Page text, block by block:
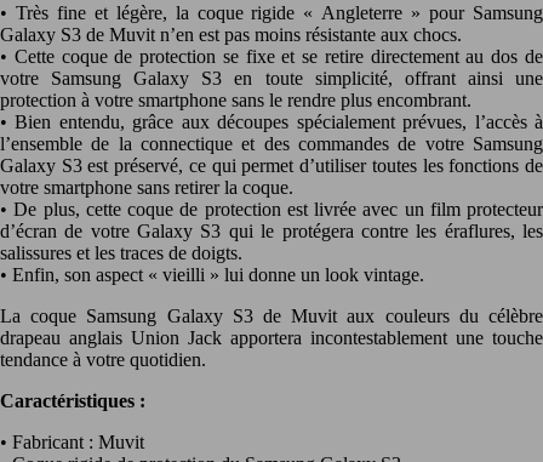
• Très fine et légère, la coque rigide « Angleterre » pour Samsung
Galaxy S3 de Muvit n’en est pas moins résistante aux chocs.
• Cette coque de protection se fixe et se retire directement au dos de
votre Samsung Galaxy S3 en toute simplicité, offrant ainsi une
protection à votre smartphone sans le rendre plus encombrant.
• Bien entendu, grâce aux découpes spécialement prévues, l’accès à
l’ensemble de la connectique et des commandes de votre Samsung
Galaxy S3 est préservé, ce qui permet d’utiliser toutes les fonctions de
votre smartphone sans retirer la coque.
• De plus, cette coque de protection est livrée avec un film protecteur
d’écran de votre Galaxy S3 qui le protégera contre les éraflures, les
salissures et les traces de doigts.
• Enfin, son aspect « vieilli » lui donne un look vintage.
La coque Samsung Galaxy S3 de Muvit aux couleurs du célèbre
drapeau anglais Union Jack apportera incontestablement une touche
tendance à votre quotidien.
Caractéristiques :
• Fabricant : Muvit